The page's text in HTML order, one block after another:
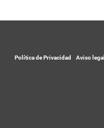
Política de Privacidad Aviso legal